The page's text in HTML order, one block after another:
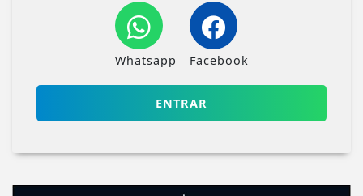
Whatsapp Facebook
ENTRAR